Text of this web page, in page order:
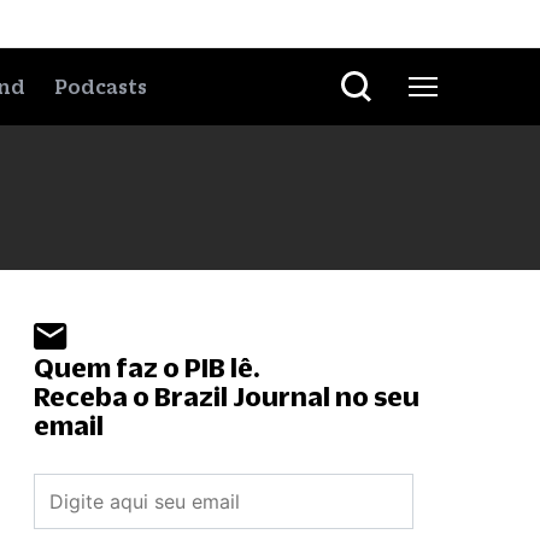
Podcasts
Quem faz o PIB lê.
Receba o Brazil Journal no seu
email